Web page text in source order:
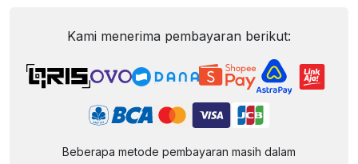
Kami menerima pembayaran berikut:
Beberapa metode pembayaran masih dalam